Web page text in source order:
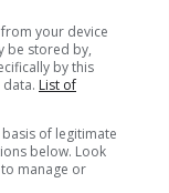
shumë
po
të
është
të
your device
be stored by,
by this
List of
of legitimate
below. Look
manage or